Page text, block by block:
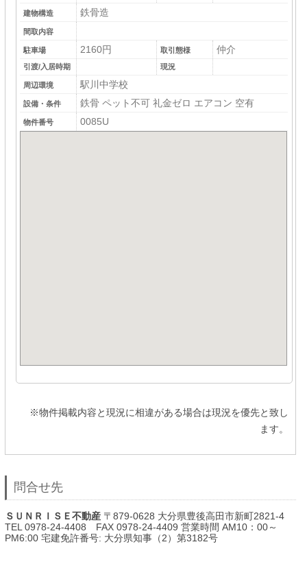
建物構造 鉄骨造
間取内容
駐車場 2160円 取引態様 仲介
引渡/入居時期 現況
周辺環境 駅川中学校
設備・条件 鉄骨 ペット不可 礼金ゼロ エアコン 空有
物件番号 0085U
※物件掲載内容と現況に相違がある場合は現況を優先と致し
ます。
問合せ先
ＳＵＮＲＩＳＥ不動産 〒879-0628 大分県豊後高田市新町2821-4
TEL 0978-24-4408 FAX 0978-24-4409 営業時間 AM10：00～
PM6:00 宅建免許番号: 大分県知事（2）第3182号